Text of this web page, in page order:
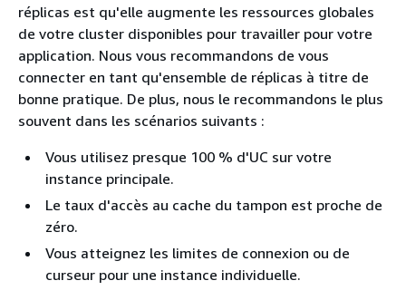
réplicas est qu'elle augmente les ressources globales
de votre cluster disponibles pour travailler pour votre
application. Nous vous recommandons de vous
connecter en tant qu'ensemble de réplicas à titre de
bonne pratique. De plus, nous le recommandons le plus
souvent dans les scénarios suivants :
Vous utilisez presque 100 % d'UC sur votre
instance principale.
Le taux d'accès au cache du tampon est proche de
zéro.
Vous atteignez les limites de connexion ou de
curseur pour une instance individuelle.